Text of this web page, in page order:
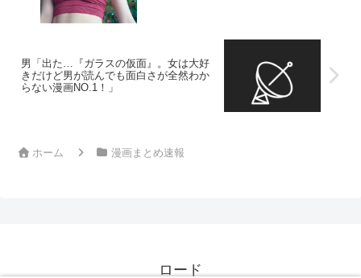
男「出た…『ガラスの仮面』。女は大好
きだけど男が読んでも面白さが全然わか
らない漫画NO.1！」
ホーム 漫画まとめ速報
ロード